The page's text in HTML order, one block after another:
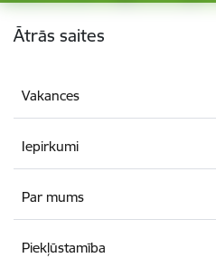
Kājene
Ātrās saites
Vakances
Iepirkumi
Par mums
Piekļūstamība